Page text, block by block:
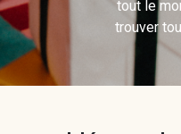
tout le
trouver